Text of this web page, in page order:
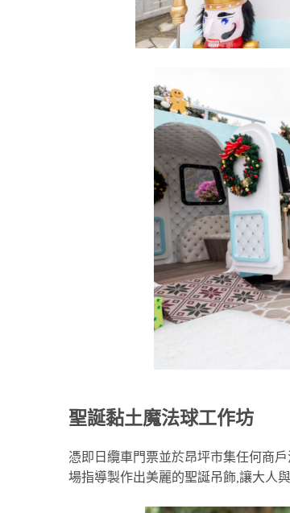
聖誕黏土魔法球工作坊
憑即日纜車門票並於昂坪市集任何商
場指導製作出美麗的聖誕吊飾,讓大人